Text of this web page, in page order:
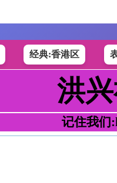
经典:香港区
洪
记住我们